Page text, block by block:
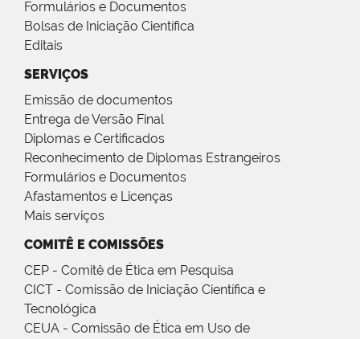
Formulários e Documentos
Bolsas de Iniciação Científica
Editais
SERVIÇOS
Emissão de documentos
Entrega de Versão Final
Diplomas e Certificados
Reconhecimento de Diplomas Estrangeiros
Formulários e Documentos
Afastamentos e Licenças
Mais serviços
COMITÊ E COMISSÕES
CEP - Comitê de Ética em Pesquisa
CICT - Comissão de Iniciação Científica e
Tecnológica
CEUA - Comissão de Ética em Uso de